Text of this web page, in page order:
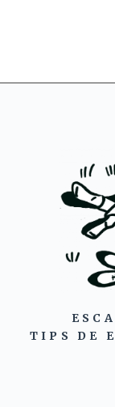
TIPS DE